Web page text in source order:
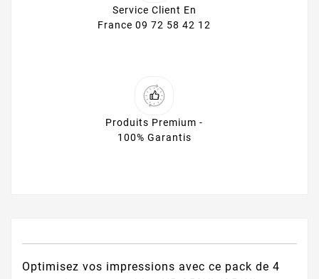
Service Client En
France 09 72 58 42 12
Produits Premium -
100% Garantis
Optimisez vos impressions avec ce pack de 4